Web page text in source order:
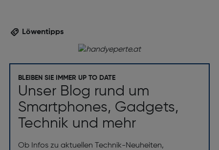
Löwentipps
BLEIBEN SIE IMMER UP TO DATE
Unser Blog rund um
Smartphones, Gadgets,
Technik und mehr
Ob Infos zu aktuellen Technik-Neuheiten,